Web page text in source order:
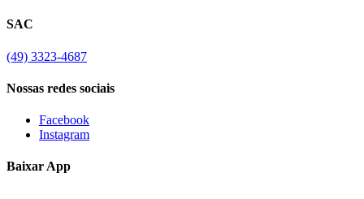
SAC
(49) 3323-4687
Nossas redes sociais
Facebook
Instagram
Baixar App